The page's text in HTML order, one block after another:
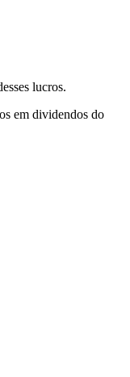
lucros.
em dividendos do